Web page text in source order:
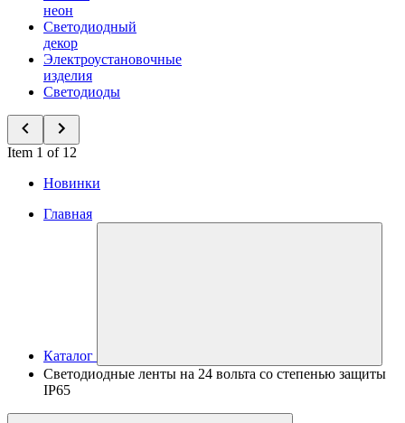
неон
Светодиодный
декор
Электроустановочные
изделия
Светодиоды
Item 1 of 12
Новинки
Главная
Каталог
Светодиодные ленты на 24 вольта со степенью защиты
IP65